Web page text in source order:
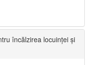
încălzirea locuinței și